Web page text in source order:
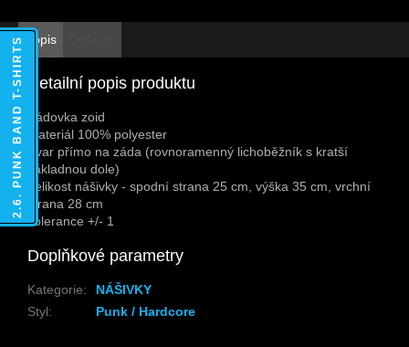
Popis
Detailní popis produktu
Zádovka zoid
Materiál 100% polyester
Tvar přímo na záda (rovnoramenný lichoběžník s kratší
základnou dole)
Velikost nášivky - spodní strana 25 cm, výška 35 cm, vrchní
strana 28 cm
Tolerance +/- 1
Doplňkové parametry
Kategorie:
NÁŠIVKY
Styl: Punk / Hardcore
2.6. PUNK BAND T-SHIRTS